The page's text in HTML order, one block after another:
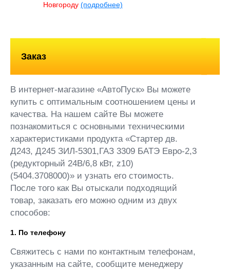
Новгороду (подробнее)
Заказ
В интернет-магазине «АвтоПуск» Вы можете
купить с оптимальным соотношением цены и
качества. На нашем сайте Вы можете
познакомиться с основными техническими
характеристиками продукта «Стартер дв.
Д243, Д245 ЗИЛ-5301,ГАЗ 3309 БАТЭ Евро-2,3
(редукторный 24В/6,8 кВт, z10)
(5404.3708000)» и узнать его стоимость.
После того как Вы отыскали подходящий
товар, заказать его можно одним из двух
способов:
1. По телефону
Свяжитесь с нами по контактным телефонам,
указанным на сайте, сообщите менеджеру